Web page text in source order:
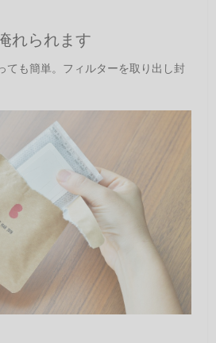
れられます
ても簡単。フィルターを取り出し封